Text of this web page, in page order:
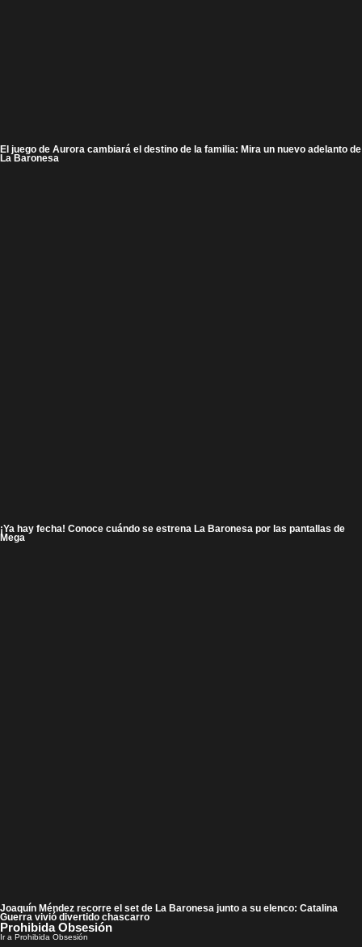
El juego de Aurora cambiará el destino de la familia: Mira un nuevo adelanto de
La Baronesa
¡Ya hay fecha! Conoce cuándo se estrena La Baronesa por las pantallas de
Mega
Joaquín Méndez recorre el set de La Baronesa junto a su elenco: Catalina
Guerra vivió divertido chascarro
Prohibida Obsesión
Ir a Prohibida Obsesión